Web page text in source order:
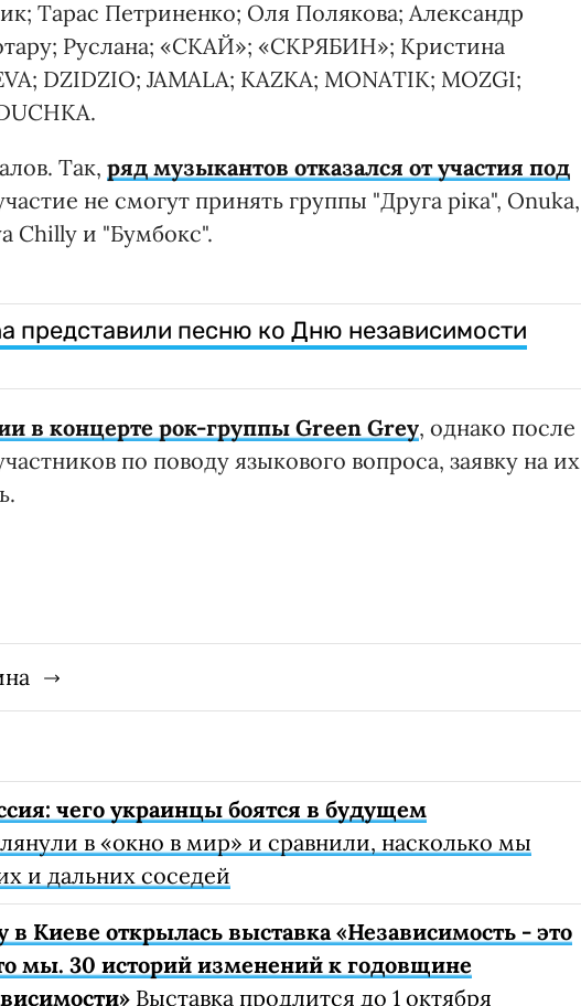
Тарас Петриненко; Оля Полякова; Александр
Руслана; «СКАЙ»; «СКРЯБИН»; Кристина
DZIDZIO; JAMALA; KAZKA; MONATIK; MOZGI;
Так, ряд музыкантов отказался от участия под
не смогут принять группы "Друга ріка", Onuka,
Chilly и "Бумбокс".
представили песню ко Дню независимости
в концерте рок-группы Green Grey, однако после
по поводу языкового вопроса, заявку на их
чего украинцы боятся в будущем
в «окно в мир» и сравнили, насколько мы
и дальних соседей
Киеве открылась выставка «Независимость - это
мы. 30 историй изменений к годовщине
Выставка продлится до 1 октября